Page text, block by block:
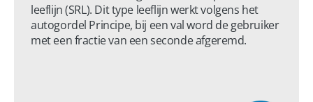
leeflijn (SRL). Dit type leeflijn werkt volgens het
autogordel Principe, bij een val word de gebruiker
met een fractie van een seconde afgeremd.